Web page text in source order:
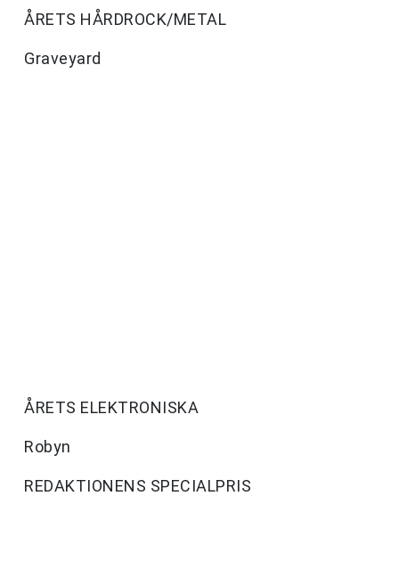
ÅRETS HÅRDROCK/METAL
Graveyard
ÅRETS ELEKTRONISKA
Robyn
REDAKTIONENS SPECIALPRIS